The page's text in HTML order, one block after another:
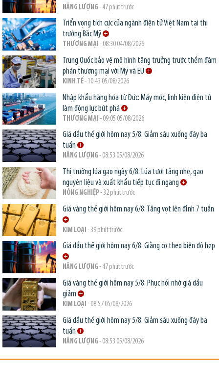
NĂNG LƯỢNG - 47 phút trước
Triển vọng tích cực của ngành điện tử Việt Nam tại thị
trường Bắc Mỹ
THƯƠNG MẠI - 08:30 04/08/2026
Trung Quốc bảo vệ mô hình tăng trưởng trước thềm đàm
phán thương mại với Mỹ và EU
KINH TẾ- 10:43 05/08/2026
Nhập khẩu hàng hóa từ Đức: Máy móc, linh kiện điện tử
làm động lực bứt phá
THƯƠNG MẠI - 09:05 05/08/2026
Giá dầu thế giới hôm nay 5/8: Giảm sâu xuống đáy ba
tuần
NĂNG LƯỢNG - 08:53 05/08/2026
Thị trường lúa gạo ngày 6/8: Lúa tươi tăng nhẹ, gạo
nguyên liệu và xuất khẩu tiếp tục đi ngang
NÔNG NGHIỆP- 32 phút trước
Giá vàng thế giới hôm nay 6/8: Tăng vọt lên đỉnh 7 tuần
KIM LOẠI - 39 phút trước
Giá dầu thế giới hôm nay 6/8: Giằng co theo biên độ hẹp
NĂNG LƯỢNG - 47 phút trước
Giá vàng thế giới hôm nay 5/8: Phục hồi nhờ giá dầu
giảm
KIM LOẠI - 08:57 05/08/2026
Giá dầu thế giới hôm nay 5/8: Giảm sâu xuống đáy ba
tuần
NĂNG LƯỢNG - 08:53 05/08/2026